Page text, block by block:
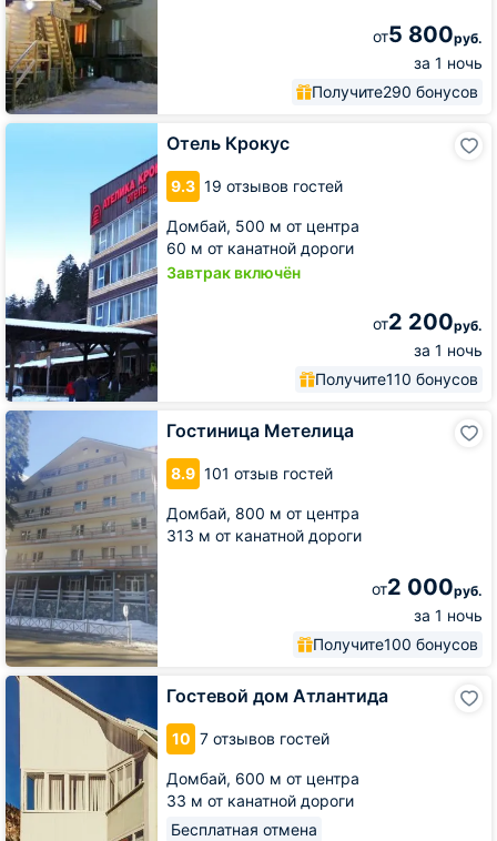
от5 800руб.
за 1 ночь
Получите290 бонусов
Отель Крокус
9.3 19 отзывов гостей
Домбай, 500 м от центра
60 м от канатной дороги
Завтрак включён
от2 200руб.
за 1 ночь
Получите110 бонусов
Отель
Гостиница Метелица
8.9 101 отзыв гостей
Домбай, 800 м от центра
313 м от канатной дороги
от2 000руб.
за 1 ночь
Получите100 бонусов
Гостиница
Метелица
Гостевой дом Атлантида
10 7 отзывов гостей
Домбай, 600 м от центра
33 м от канатной дороги
Бесплатная отмена
Гостевой